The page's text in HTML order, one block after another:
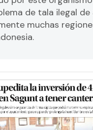
de tala ilegal
muchas